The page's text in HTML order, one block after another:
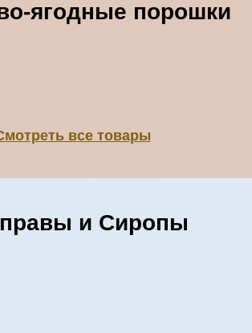
ягодные порошки
все товары
и Сиропы